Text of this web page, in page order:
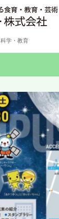
科学・教育